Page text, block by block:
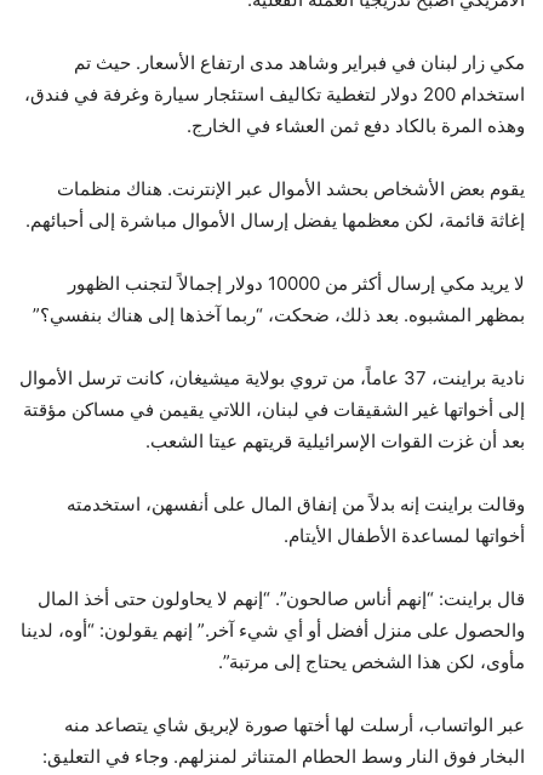
مكي زار لبنان في فبراير وشاهد مدى ارتفاع الأسعار. حيث تم
استخدام 200 دولار لتغطية تكاليف استئجار سيارة وغرفة في فندق،
وهذه المرة بالكاد دفع ثمن العشاء في الخارج.
يقوم بعض الأشخاص بحشد الأموال عبر الإنترنت. هناك منظمات
إغاثة قائمة، لكن معظمها يفضل إرسال الأموال مباشرة إلى أحبائهم.
لا يريد مكي إرسال أكثر من 10000 دولار إجمالاً لتجنب الظهور
بمظهر المشبوه. بعد ذلك، ضحكت، “ربما آخذها إلى هناك بنفسي؟”
نادية براينت، 37 عاماً، من تروي بولاية ميشيغان، كانت ترسل الأموال
إلى أخواتها غير الشقيقات في لبنان، اللاتي يقيمن في مساكن مؤقتة
بعد أن غزت القوات الإسرائيلية قريتهم عيتا الشعب.
وقالت براينت إنه بدلاً من إنفاق المال على أنفسهن، استخدمته
أخواتها لمساعدة الأطفال الأيتام.
قال براينت: “إنهم أناس صالحون”. “إنهم لا يحاولون حتى أخذ المال
والحصول على منزل أفضل أو أي شيء آخر.” إنهم يقولون: “أوه، لدينا
مأوى، لكن هذا الشخص يحتاج إلى مرتبة”.
عبر الواتساب، أرسلت لها أختها صورة لإبريق شاي يتصاعد منه
البخار فوق النار وسط الحطام المتناثر لمنزلهم. وجاء في التعليق: